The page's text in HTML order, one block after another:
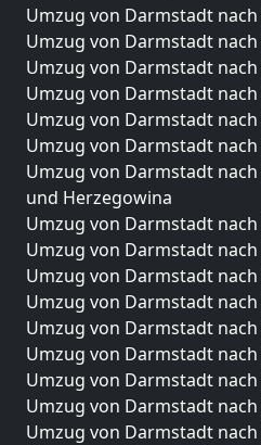
Umzug von Darmstadt nach
Umzug von Darmstadt nach
Umzug von Darmstadt
Umzug von Darmstadt
Umzug von Darmstadt nach
Umzug von Darmstadt
Umzug von Darmstadt nach
und Herzegowina
Umzug von Darmstadt
Umzug von Darmstadt
Umzug von Darmstadt
Umzug von Darmstadt
Umzug von Darmstadt nach
Umzug von Darmstadt
Umzug von Darmstadt
Umzug von Darmstadt
Umzug von Darmstadt